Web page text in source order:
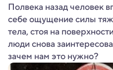
Полвека назад человек
себе ощущение силы
тела, стоя на
люди снова
зачем нам это нужно?